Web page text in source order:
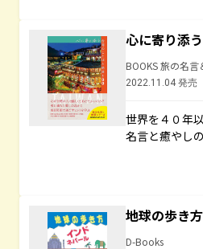
心に寄り添
BOOKS 旅の名言
2022.11.04 発売
世界を４０年
名言と癒やし
地球の歩き
D-Books